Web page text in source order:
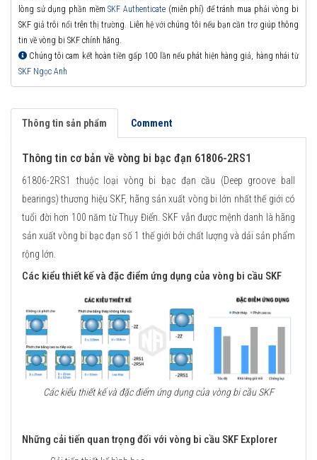
lòng sử dụng phần mềmSKF Authenticate(miễn phí) để tránh mua phải vòng bi
SKF giả trôi nổi trên thị trường. Liên hệ với chúng tôi nếu bạn cần trợ giúp thông
tin về vòng bi SKF chính hãng.
Chúng tôi cam kết hoàn tiền gấp 100 lần nếu phát hiện hàng giả, hàng nhái từ
SKF Ngọc Anh
Thông tin sản phẩm Comment
Thông tin cơ bản về vòng bi bạc đạn 61806-2RS1
61806-2RS1 thuộc loại vòng bi bạc đạn cầu (Deep groove ball
bearings) thương hiệu SKF, hãng sản xuất vòng bi lớn nhất thế giới có
tuổi đời hơn 100 năm từ Thụy Điển. SKF vẫn được mệnh danh là hãng
sản xuất vòng bi bạc đạn số 1 thế giới bởi chất lượng và dải sản phẩm
rộng lớn.
Các kiểu thiết kế và đặc điểm ứng dụng của vòng bi cầu SKF
Các kiểu thiết kế và đặc điểm ứng dụng của vòng bi cầu SKF
Những cải tiến quan trọng đối với vòng bi cầu SKF Explorer